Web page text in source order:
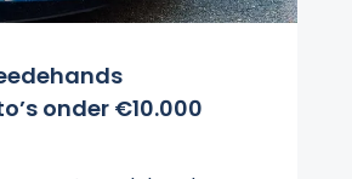
onder €10.000